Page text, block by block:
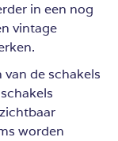
in een nog
vintage
de schakels
worden